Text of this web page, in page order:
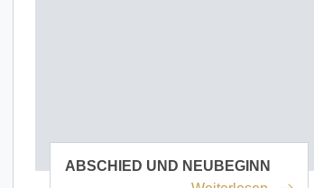
ABSCHIED UND NEUBEGINN